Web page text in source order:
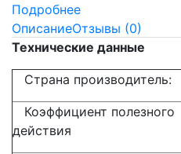
Подробнее
ОписаниеОтзывы (0)
Технические данные
Страна производитель:
Коэффициент полезного
действия